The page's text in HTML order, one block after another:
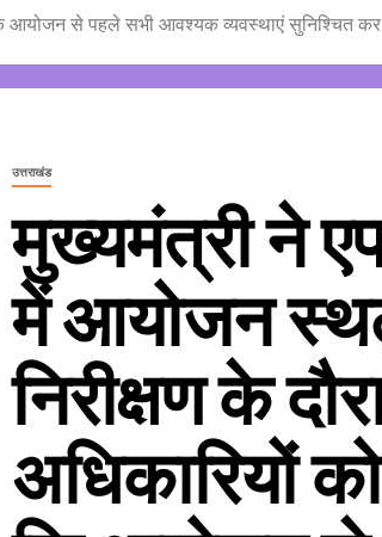
आयोजन से पहले सभी आवश्यक व्यवस्थाएं सुनिश्चित कर
उत्तराखंड
मुख्यमंत्री ने
में आयोजन
निरीक्षण के
अधिकारियों